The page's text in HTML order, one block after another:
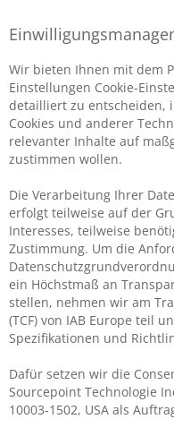
Wir bieten Ihnen mit dem
Einstellungen Cookie-
detailliert zu entscheiden,
Cookies und anderer
relevanter Inhalte auf
zustimmen wollen.
Die Verarbeitung Ihrer
erfolgt teilweise auf der
Interesses, teilweise
Zustimmung. Um die
ein Höchstmaß an
stellen, nehmen wir am
(TCF) von IAB Europe teil
Spezifikationen und
Dafür setzen wir die
Sourcepoint Technologie
10003-1502, USA als